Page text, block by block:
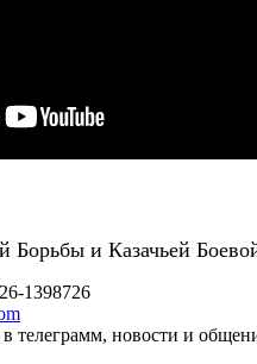
Борьбы и Казачьей
1398726
телеграмм, новости и